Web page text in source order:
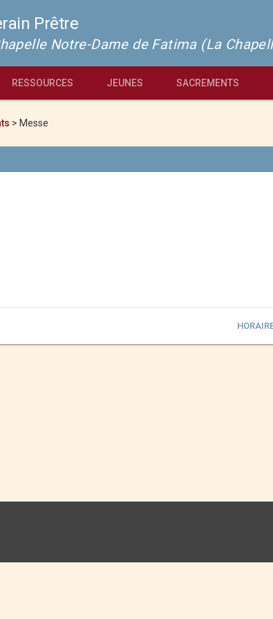
Prêtre
Notre-Dame de Fatima (La
RESSOURCES JEUNES SACREMENTS
> Messe